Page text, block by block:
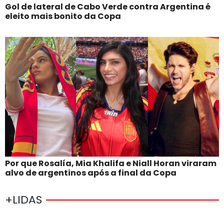
Gol de lateral de Cabo Verde contra Argentina é
eleito mais bonito da Copa
Por que Rosalía, Mia Khalifa e Niall Horan viraram
alvo de argentinos após a final da Copa
+LIDAS